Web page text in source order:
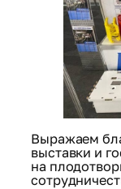
Выражаем
выставки и
на